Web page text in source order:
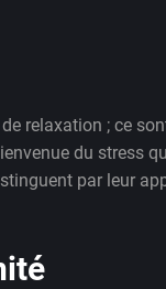
relaxation ; ce
du stress
par leur